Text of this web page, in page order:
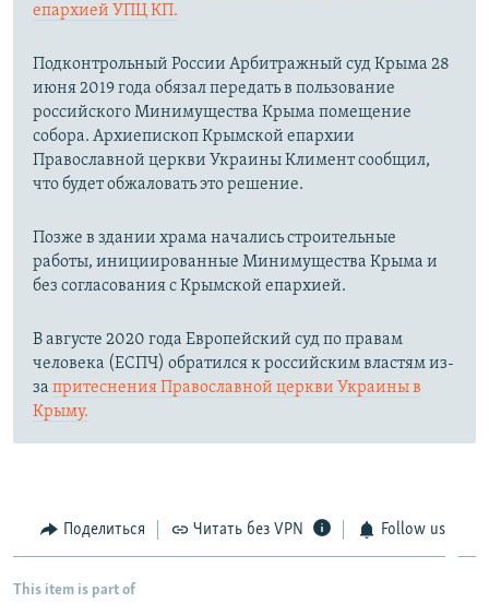
епархией УПЦ КП.
Подконтрольный России Арбитражный суд Крыма 28
июня 2019 года обязал передать в пользование
российского Минимущества Крыма помещение
собора. Архиепископ Крымской епархии
Православной церкви Украины Климент сообщил,
что будет обжаловать это решение.
Позже в здании храма начались строительные
работы, инициированные Минимущества Крыма и
без согласования с Крымской епархией.
В августе 2020 года Европейский суд по правам
человека (ЕСПЧ) обратился к российским властям из-
за притеснения Православной церкви Украины в
Крыму.
Поделиться Читать без VPN Follow us
This item is part of